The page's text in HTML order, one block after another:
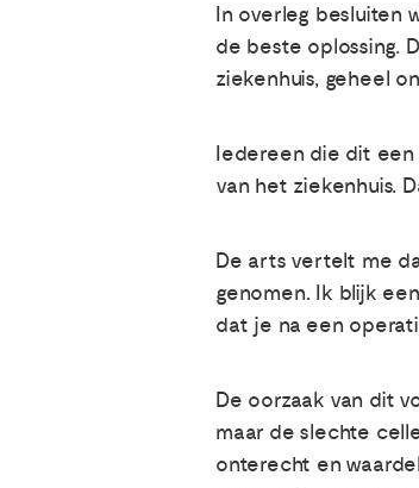
In overleg besluiten
de beste oplossing.
ziekenhuis, geheel
Iedereen die dit
van het ziekenhuis.
De arts vertelt me
genomen. Ik blijk
dat je na een
De oorzaak van dit
maar de slechte
onterecht en